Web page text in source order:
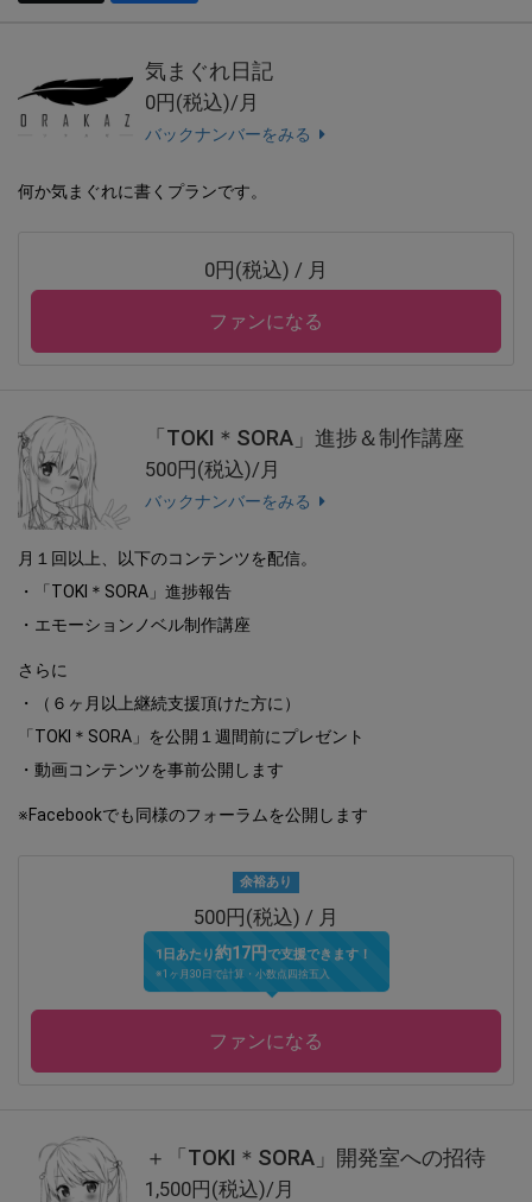
気まぐれ日記
0円(税込)/月
バックナンバーをみる
何か気まぐれに書くプランです。
0円(税込) / 月
ファンになる
「TOKI＊SORA」進捗＆制作講座
500円(税込)/月
バックナンバーをみる
月１回以上、以下のコンテンツを配信。
・「TOKI＊SORA」進捗報告
・エモーションノベル制作講座
さらに
・（６ヶ月以上継続支援頂けた方に）
「TOKI＊SORA」を公開１週間前にプレゼント
・動画コンテンツを事前公開します
※Facebookでも同様のフォーラムを公開します
余裕あり
500円(税込) / 月
1日あたり約17円で支援できます！
※1ヶ月30日で計算・小数点四捨五入
ファンになる
＋「TOKI＊SORA」開発室への招待
1,500円(税込)/月